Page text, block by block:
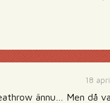
18
ännu… Men då